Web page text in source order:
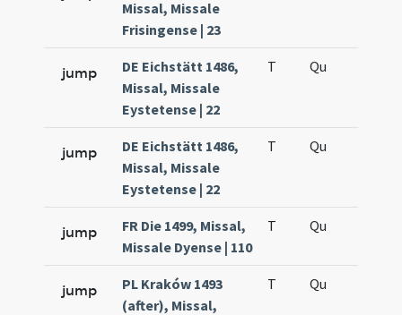
Missal, Missale
Frisingense | 23
jump
DE Eichstätt 1486,
Missal, Missale
Eystetense | 22
T Qu
jump
DE Eichstätt 1486,
Missal, Missale
Eystetense | 22
T Qu
jump
FR Die 1499, Missal,
Missale Dyense | 110
T Qu
jump
PL Kraków 1493
(after), Missal,
T Qu